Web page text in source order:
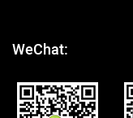
WeChat: